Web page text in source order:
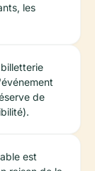
les
de
est